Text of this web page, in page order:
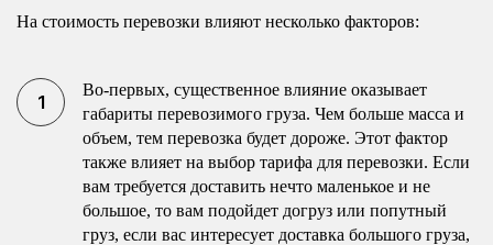
На стоимость перевозки влияют несколько факторов:
Во-первых, существенное влияние оказывает
габариты перевозимого груза. Чем больше масса и
объем, тем перевозка будет дороже. Этот фактор
также влияет на выбор тарифа для перевозки. Если
вам требуется доставить нечто маленькое и не
большое, то вам подойдет догруз или попутный
груз, если вас интересует доставка большого груза,